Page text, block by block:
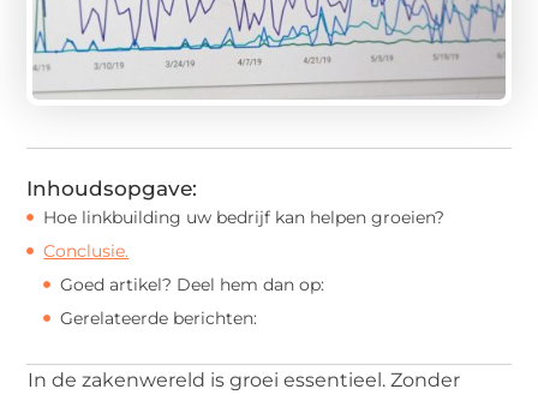
Inhoudsopgave:
Hoe linkbuilding uw bedrijf kan helpen groeien?
Conclusie.
Goed artikel? Deel hem dan op:
Gerelateerde berichten:
In de zakenwereld is groei essentieel. Zonder